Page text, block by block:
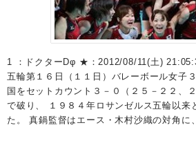
1 ：ドクターDφ ★：2012/08/11(土)
五輪第１６日（１１日）バレーボール女子
国をセットカウント３－０（２５－２２、
で破り、 １９８４年ロサンゼルス五輪以来
た。 真鍋監督はエース・木村沙織の対角に